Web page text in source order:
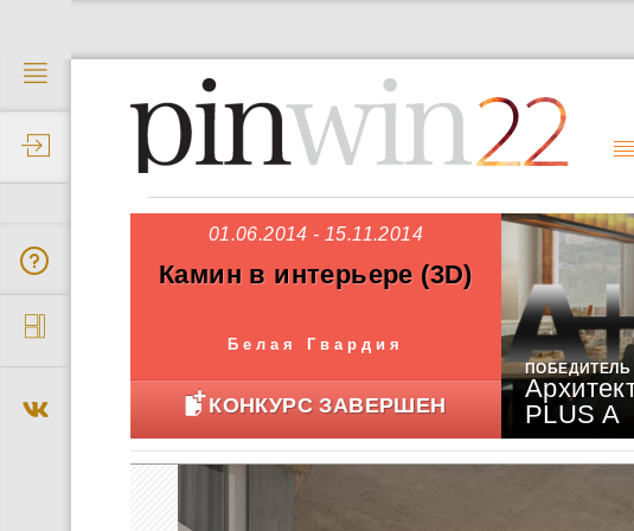
22
01.06.2014 - 15.11.2014
Камин в интерьере (3D)
Белая Гвардия
КОНКУРС ЗАВЕРШЕН
ПОБЕДИТЕЛЬ
PLUS A